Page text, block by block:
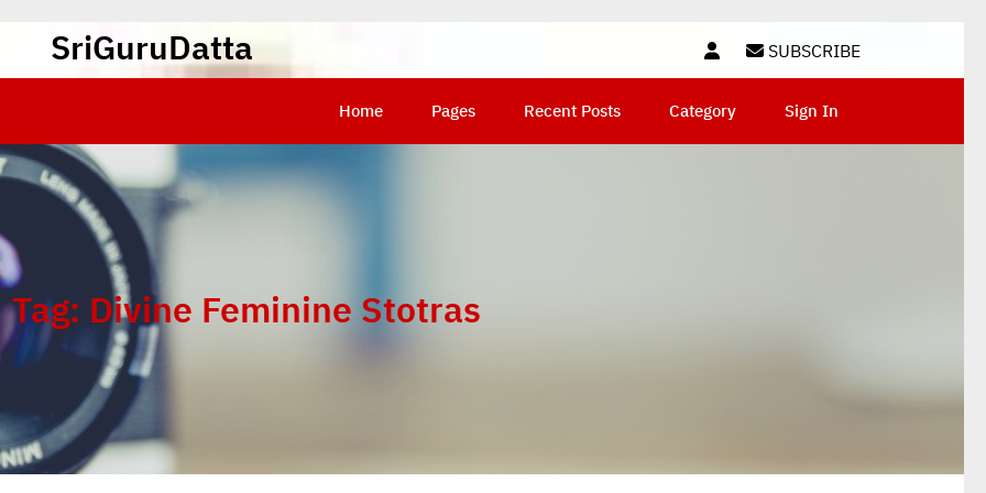
SriGuruDatta SUBSCRIBE
Home Pages Recent Posts Category Sign In
Tag: Divine Feminine Stotras